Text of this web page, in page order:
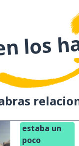
los
estaba un
poco